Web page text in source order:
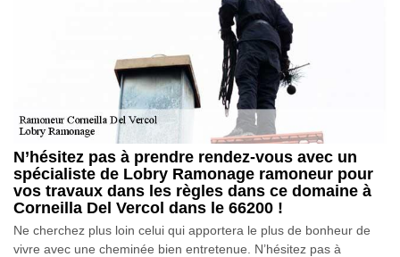
N’hésitez pas à prendre rendez-vous avec un
spécialiste de Lobry Ramonage ramoneur pour
vos travaux dans les règles dans ce domaine à
Corneilla Del Vercol dans le 66200 !
Ne cherchez plus loin celui qui apportera le plus de bonheur de
vivre avec une cheminée bien entretenue. N’hésitez pas à